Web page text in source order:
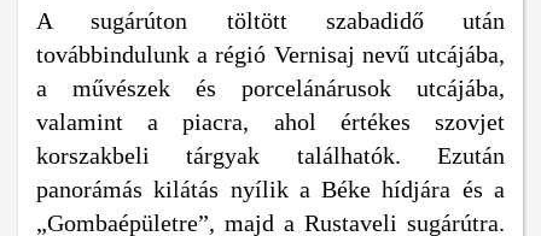
A sugárúton töltött szabadidő után
továbbindulunk a régió Vernisaj nevű utcájába,
a művészek és porcelánárusok utcájába,
valamint a piacra, ahol értékes szovjet
korszakbeli tárgyak találhatók. Ezután
panorámás kilátás nyílik a Béke hídjára és a
„Gombaépületre”, majd a Rustaveli sugárútra.